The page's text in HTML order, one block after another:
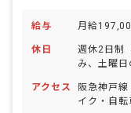
給与 月給
休日
週休2日制
み、土曜
の取得可
年始休暇
アクセス
阪急神戸線
イク・自転